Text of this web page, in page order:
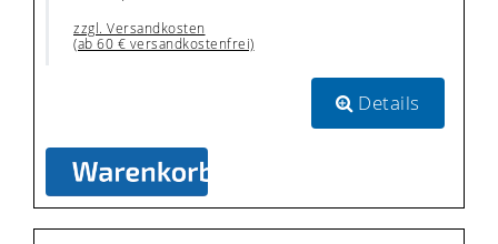
zzgl. Versandkosten
(ab 60 € versandkostenfrei)
Details